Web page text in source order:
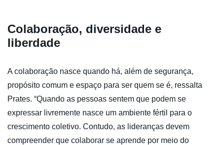
Colaboração, diversidade e
liberdade
A colaboração nasce quando há, além de segurança,
propósito comum e espaço para ser quem se é, ressalta
Prates. “Quando as pessoas sentem que podem se
expressar livremente nasce um ambiente fértil para o
crescimento coletivo. Contudo, as lideranças devem
compreender que colaborar se aprende por meio do